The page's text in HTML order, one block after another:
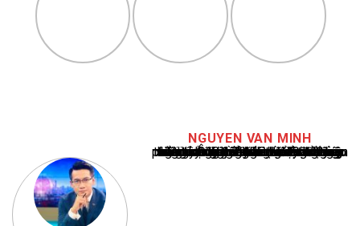
NGUYEN VAN MINH
Nguyễn Văn Minh là một trong những chuyên gia hàng đầu về báo cáo tin tức thể thao tại Việt Nam, với hơn 10 năm hoạt động trong ngành. Ông có kiến thức sâu rộng và kinh nghiệm đáng kể trong việc phân tích và báo cáo về các sự kiện thể thao hàng đầu. Sự hiểu biết sâu sắc của ông về ngành này đã giúp ông xây dựng uy tín và danh tiếng trong cộng đồng báo chí thể thao.